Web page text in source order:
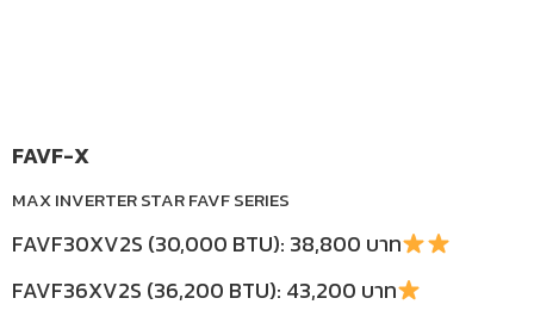
FAVF-X
MAX INVERTER STAR FAVF SERIES
FAVF30XV2S (30,000 BTU): 38,800 บาท
FAVF36XV2S (36,200 BTU): 43,200 บาท